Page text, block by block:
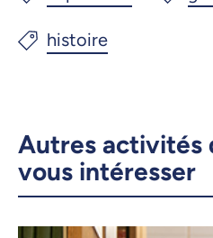
Autres activités
vous intéresser